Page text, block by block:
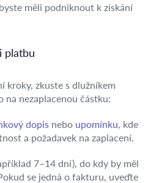
měli podniknout k získání
platbu
kroky, zkuste s dlužníkem
nezaplacenou částku:
dopis nebo upomínku , kde
a požadavek na zaplacení.
7–14 dní), do kdy by měl
se jedná o fakturu, uveďte